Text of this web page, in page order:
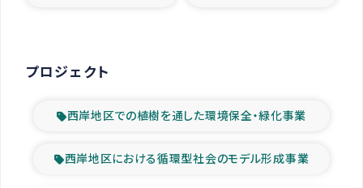
プロジェクト
西岸地区での植樹を通した環境保全・緑化事業
西岸地区における循環型社会のモデル形成事業